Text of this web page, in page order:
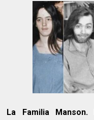
La Familia Manson.